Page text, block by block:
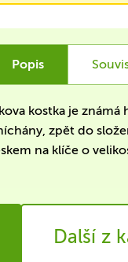
Popis
kostka je
zpět do
na klíče o
Další z